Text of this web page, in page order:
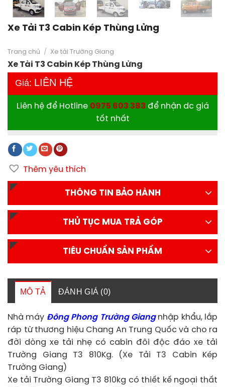
Xe Tải T3 Cabin Kép Thùng Lửng
Trang chủ / Xe tải Trường Giang
Xe Tải T3 Cabin Kép Thùng Lửng
Giá: LIÊN HỆ
Liên hệ để Hotline 0975 603 383 để nhận dc giá
tốt nhất
Thêm yêu thích
THÔNG TIN BẢO HÀNH
THỦ TỤC MUA TRẢ GÓP
TIÊU CHUẨN SẢN PHẨM
MÔ TẢ ĐÁNH GIÁ (0)
Nhà máy Đông Phong Trường Giang nhập khẩu, lắp
ráp từ thương hiệu Chang An Trung Quốc và cho ra
đời dòng xe tải nhẹ có cabin đôi độc đáo xe tải
Trường Giang T3 810Kg. (Xe Tải T3 Cabin Kép
Trường Giang)
Xe tải Trường Giang T3 810kg có thiết kế ngoại thất